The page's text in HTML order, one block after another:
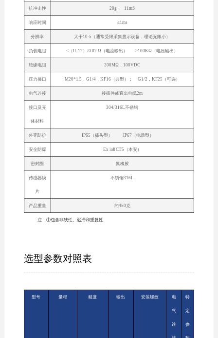
抗冲击性 20g， 11mS
响应时间 ≤1ms
分辨率 大于10-5（通常受限采集显示设备，理论无限小）
负载电阻 ≤（U-12）/0.02 Ω（电流输出） >100KΩ（电压输出）
绝缘电阻 200MΩ，100VDC
压力接口 M20*1.5，G1/4，KF16（典型）； G1/2，KF25（可选）
电气连接 接插件或直出电缆2m
接口及壳
体材料
304/316L不锈钢
外壳防护 IP65（插头型） IP67（电缆型）
安全防爆 Ex iaⅡ CT5（本安）
密封圈 氟橡胶
传感器膜
片
不锈钢316L
产品重量 约450克
注：①包含非线性、迟滞和重复性
选型参数对照表
型号 量程 精度 输出 安装螺纹 电
气
连
特
定
参